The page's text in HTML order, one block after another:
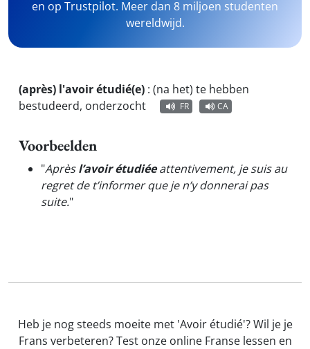
en op Trustpilot. Meer dan 8 miljoen studenten
wereldwijd.
(après) l'avoir étudié(e) : (na het) te hebben
bestudeerd, onderzocht
FR CA
Voorbeelden
"Aprèsl’avoir étudiéeattentivement, je suis au
regret de t’informer que je n’y donnerai pas
suite."
Heb je nog steeds moeite met 'Avoir étudié'? Wil je je
Frans verbeteren? Test onze online Franse lessen en